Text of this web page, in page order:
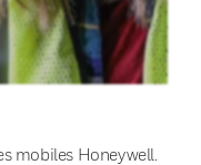
mobiles Honeywell.